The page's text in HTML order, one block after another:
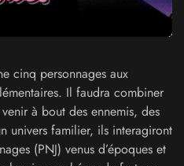
cinq personnages aux
Il faudra combiner
à bout des ennemis, des
univers familier, ils interagiront
(PNJ) venus d’époques et